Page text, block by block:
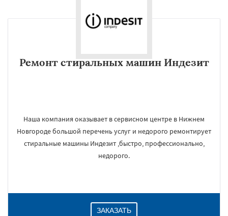
Ремонт стиральных машин Индезит
Наша компания оказывает в сервисном центре в Нижнем
Новгороде большой перечень услуг и недорого ремонтирует
стиральные машины Индезит ,быстро, профессионально,
недорого.
ЗАКАЗАТЬ